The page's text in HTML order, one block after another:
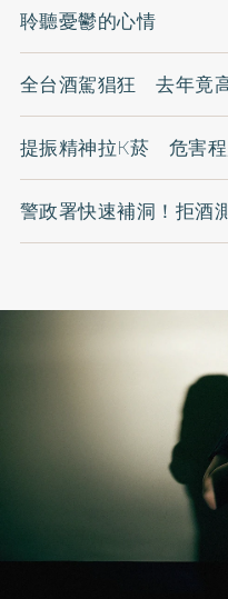
聆聽憂鬱的心情
全台酒駕猖狂 去年竟
提振精神拉K菸 危害
警政署快速補洞！拒酒